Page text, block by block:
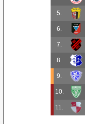
5.
6.
7.
8.
9.
10.
11.